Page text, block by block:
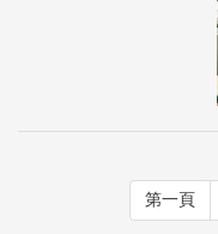
第一頁